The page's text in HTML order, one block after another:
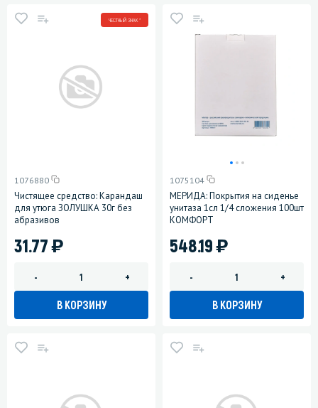
ЧЕСТНЫЙ ЗНАК *
1076880
Чистящее средство: Карандаш
для утюга ЗОЛУШКА 30г без
абразивов
31.77)
- +
В КОРЗИНУ
1075104
МЕРИДА: Покрытия на сиденье
унитаза 1сл 1/4 сложения 100шт
КОМФОРТ
548.19)
- +
В КОРЗИНУ